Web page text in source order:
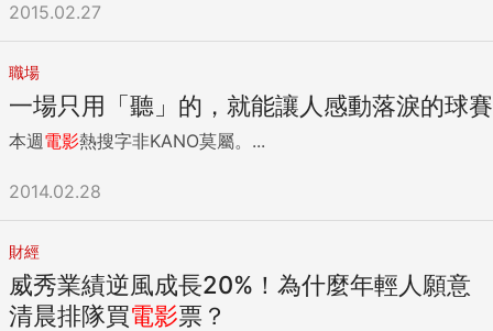
2015.02.27
職場
一場只用「聽」的，就能讓人感動落淚的球賽
本週電影熱搜字非KANO莫屬。...
2014.02.28
財經
威秀業績逆風成長20%！為什麼年輕人願意
清晨排隊買電影票？